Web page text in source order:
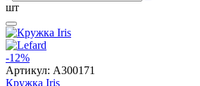
шт
-12%
Артикул: A300171
Кружка Iris